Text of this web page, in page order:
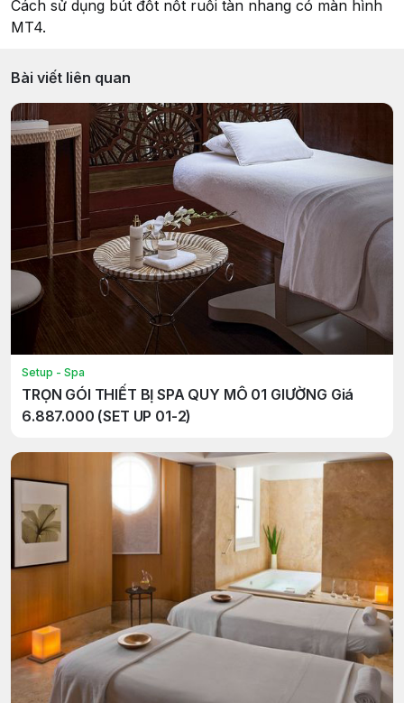
Cách sử dụng bút đốt nốt ruồi tàn nhang có màn hình
MT4.
Bài viết liên quan
Setup - Spa
TRỌN GÓI THIẾT BỊ SPA QUY MÔ 01 GIƯỜNG Giá
6.887.000 (SET UP 01-2)